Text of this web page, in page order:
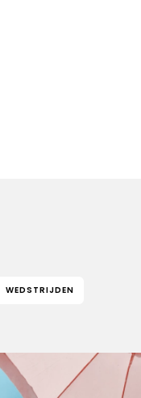
WEDSTRIJDEN